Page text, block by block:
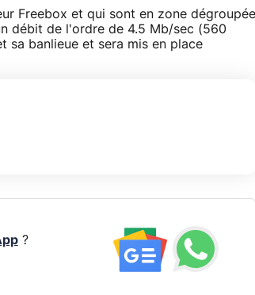
Freebox et qui sont en zone dégroupée
débit de l'ordre de 4.5 Mb/sec (560
sa banlieue et sera mis en place
?